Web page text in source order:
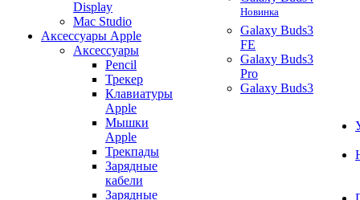
Display
Mac Studio
Аксессуары Apple
Аксессуары
Pencil
Трекер
Клавиатуры
Apple
Мышки
Apple
Трекпады
Зарядные
кабели
Зарядные
Новинка
Galaxy Buds3
FE
Galaxy Buds3
Pro
Galaxy Buds3